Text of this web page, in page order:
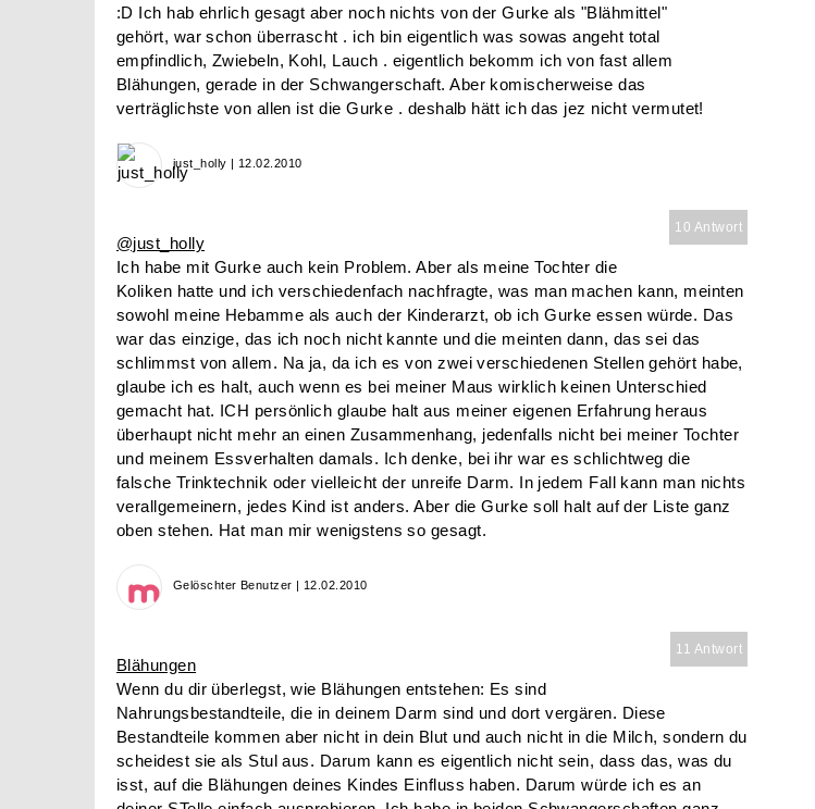
:D Ich hab ehrlich gesagt aber noch nichts von der Gurke als "Blähmittel"
gehört, war schon überrascht . ich bin eigentlich was sowas angeht total
empfindlich, Zwiebeln, Kohl, Lauch . eigentlich bekomm ich von fast allem
Blähungen, gerade in der Schwangerschaft. Aber komischerweise das
verträglichste von allen ist die Gurke . deshalb hätt ich das jez nicht vermutet!
just_holly | 12.02.2010
10 Antwort
@just_holly
Ich habe mit Gurke auch kein Problem. Aber als meine Tochter die
Koliken hatte und ich verschiedenfach nachfragte, was man machen kann, meinten
sowohl meine Hebamme als auch der Kinderarzt, ob ich Gurke essen würde. Das
war das einzige, das ich noch nicht kannte und die meinten dann, das sei das
schlimmst von allem. Na ja, da ich es von zwei verschiedenen Stellen gehört habe,
glaube ich es halt, auch wenn es bei meiner Maus wirklich keinen Unterschied
gemacht hat. ICH persönlich glaube halt aus meiner eigenen Erfahrung heraus
überhaupt nicht mehr an einen Zusammenhang, jedenfalls nicht bei meiner Tochter
und meinem Essverhalten damals. Ich denke, bei ihr war es schlichtweg die
falsche Trinktechnik oder vielleicht der unreife Darm. In jedem Fall kann man nichts
verallgemeinern, jedes Kind ist anders. Aber die Gurke soll halt auf der Liste ganz
oben stehen. Hat man mir wenigstens so gesagt.
Gelöschter Benutzer | 12.02.2010
11 Antwort
Blähungen
Wenn du dir überlegst, wie Blähungen entstehen: Es sind
Nahrungsbestandteile, die in deinem Darm sind und dort vergären. Diese
Bestandteile kommen aber nicht in dein Blut und auch nicht in die Milch, sondern du
scheidest sie als Stul aus. Darum kann es eigentlich nicht sein, dass das, was du
isst, auf die Blähungen deines Kindes Einfluss haben. Darum würde ich es an